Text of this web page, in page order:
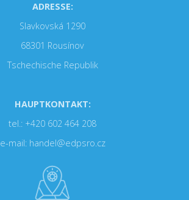
ADRESSE:
Slavkovská 1290
68301 Rousínov
Tschechische Republik
HAUPTKONTAKT:
tel.: +420 602 464 208
e-mail: handel@edpsro.cz